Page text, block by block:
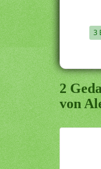
3
2
von